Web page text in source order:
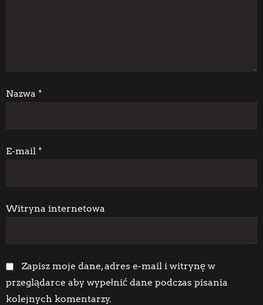
p
i
s
u
Nazwa *
E-mail *
Witryna internetowa
Zapisz moje dane, adres e-mail i witrynę w
przeglądarce aby wypełnić dane podczas pisania
kolejnych komentarzy.